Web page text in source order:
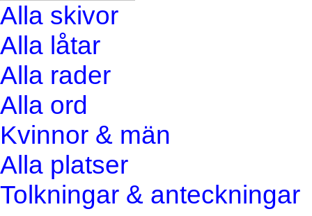
Alla skivor
Alla låtar
Alla rader
Alla ord
Kvinnor & män
Alla platser
Tolkningar & anteckningar